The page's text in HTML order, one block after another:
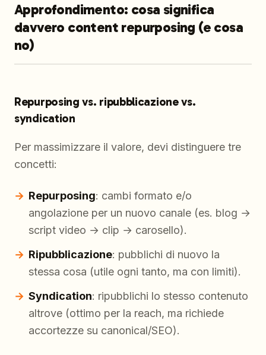
Approfondimento: cosa significa
davvero content repurposing (e cosa
no)
Repurposing vs. ripubblicazione vs.
syndication
Per massimizzare il valore, devi distinguere tre
concetti:
Repurposing: cambi formato e/o
angolazione per un nuovo canale (es. blog →
script video → clip → carosello).
Ripubblicazione: pubblichi di nuovo la
stessa cosa (utile ogni tanto, ma con limiti).
Syndication: ripubblichi lo stesso contenuto
altrove (ottimo per la reach, ma richiede
accortezze su canonical/SEO).